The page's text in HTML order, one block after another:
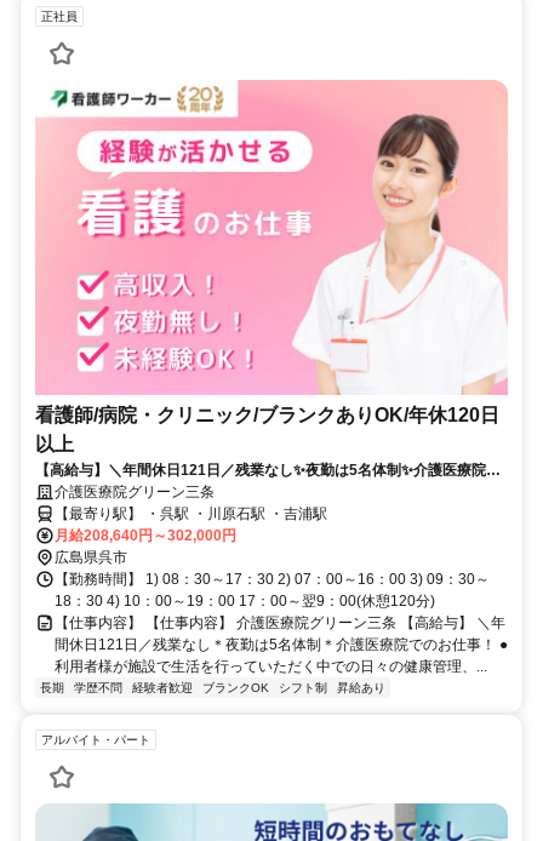
正社員
看護師/病院・クリニック/ブランクありOK/年休120日
以上
【高給与】＼年間休日121日／残業なし✨夜勤は5名体制✨介護医療院で
のお仕事❗️
介護医療院グリーン三条
【最寄り駅】 ・呉駅 ・川原石駅 ・吉浦駅
月給208,640円～302,000円
広島県呉市
【勤務時間】 1) 08：30～17：30 2) 07：00～16：00 3) 09：30～
18：30 4) 10：00～19：00 17：00～翌9：00(休憩120分)
【仕事内容】 【仕事内容】 介護医療院グリーン三条 【高給与】 ＼年
間休日121日／残業なし＊夜勤は5名体制＊介護医療院でのお仕事！ ●
利用者様が施設で生活を行っていただく中での日々の健康管理、...
長期 学歴不問 経験者歓迎 ブランクOK シフト制 昇給あり
アルバイト・パート